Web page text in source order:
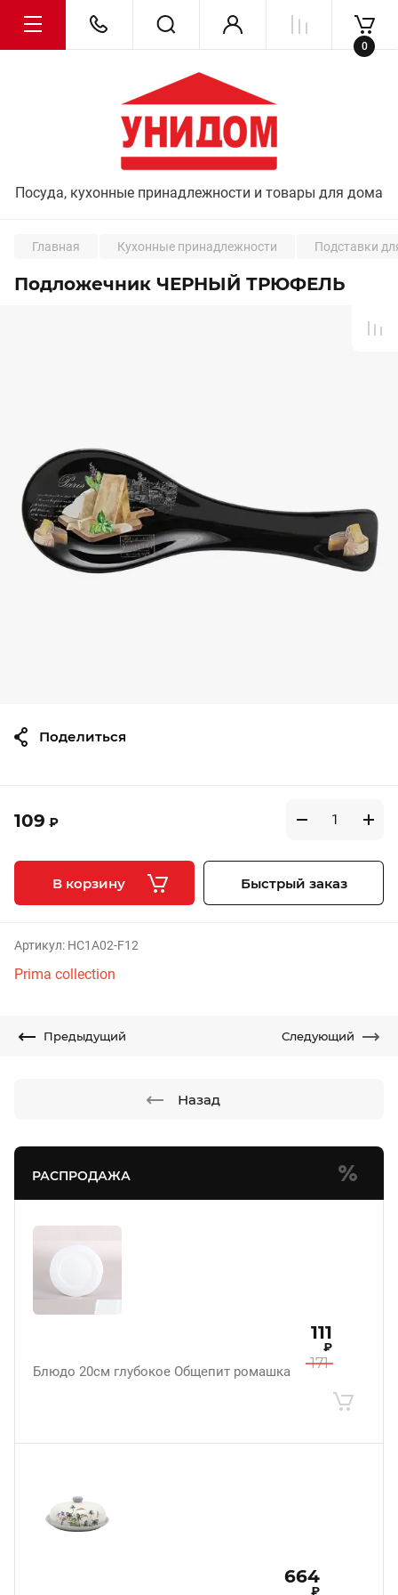
Посуда, кухонные принадлежности и товары для дома
0
РАСПРОДАЖА
Блюдо 20см глубокое Общепит ромашка 171
111
₽
664
₽
Главная Кухонные принадлежности Подставки
Подложечник ЧЕРНЫЙ ТРЮФЕЛЬ
109 ₽
В корзину Быстрый заказ
Артикул: HC1A02-F12
Prima collection
Поделиться
Предыдущий Следующий
Назад